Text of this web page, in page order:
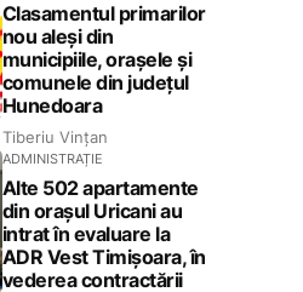
Clasamentul primarilor
nou aleși din
municipiile, orașele și
comunele din județul
Hunedoara
Tiberiu Vințan
ADMINISTRAȚIE
Alte 502 apartamente
din orașul Uricani au
intrat în evaluare la
ADR Vest Timișoara, în
vederea contractării